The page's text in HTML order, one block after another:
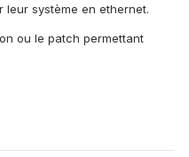
système en ethernet.
ou le patch permettant